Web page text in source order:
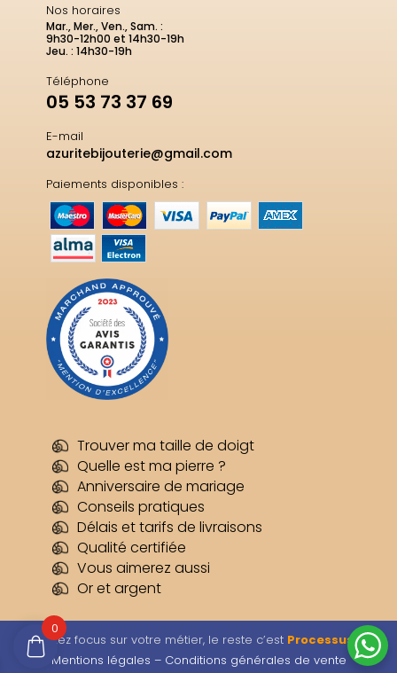
Nos horaires
Mar., Mer., Ven., Sam. :
9h30-12h00 et 14h30-19h
Jeu. : 14h30-19h
Téléphone
05 53 73 37 69
E-mail
azuritebijouterie@gmail.com
Paiements disponibles :
Trouver ma taille de doigt
Quelle est ma pierre ?
Anniversaire de mariage
Conseils pratiques
Délais et tarifs de livraisons
Qualité certifiée
Vous aimerez aussi
Or et argent
Restez focus sur votre métier, le reste c’est Processus–
Mentions légales – Conditions générales de vente
0